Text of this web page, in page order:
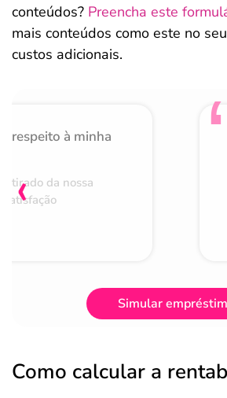
conteúdos? Preencha este
mais conteúdos como este no
custos adicionais.
respeito à minha
da nossa
‹
Simular
Como calcular a